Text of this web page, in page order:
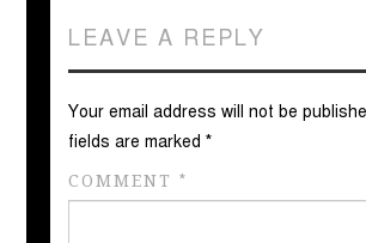
LEAVE A REPLY
Your email address will not be
fields are marked*
COMMENT*